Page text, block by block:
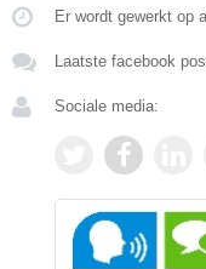
Er wordt gewerkt op
Laatste facebook
Sociale media: